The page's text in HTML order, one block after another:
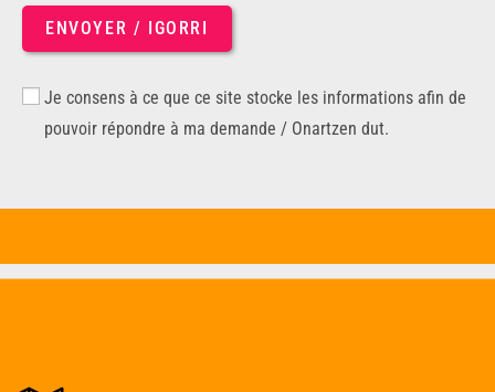
ENVOYER / IGORRI
Je consens à ce que ce site stocke les informations afin de
pouvoir répondre à ma demande / Onartzen dut.